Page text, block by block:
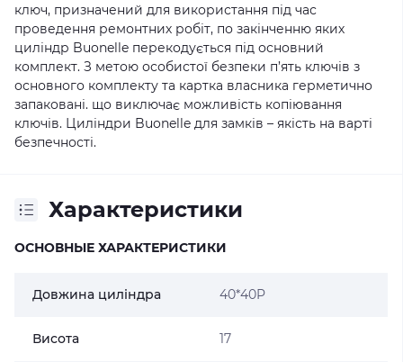
ключ, призначений для використання під час
проведення ремонтних робіт, по закінченню яких
циліндр Buonelle перекодується під основний
комплект. З метою особистої безпеки п’ять ключів з
основного комплекту та картка власника герметично
запаковані. що виключає можливість копіювання
ключів. Циліндри Buonelle для замків – якість на варті
безпечності.
Характеристики
ОСНОВНЫЕ ХАРАКТЕРИСТИКИ
Довжина циліндра 40*40P
Висота 17